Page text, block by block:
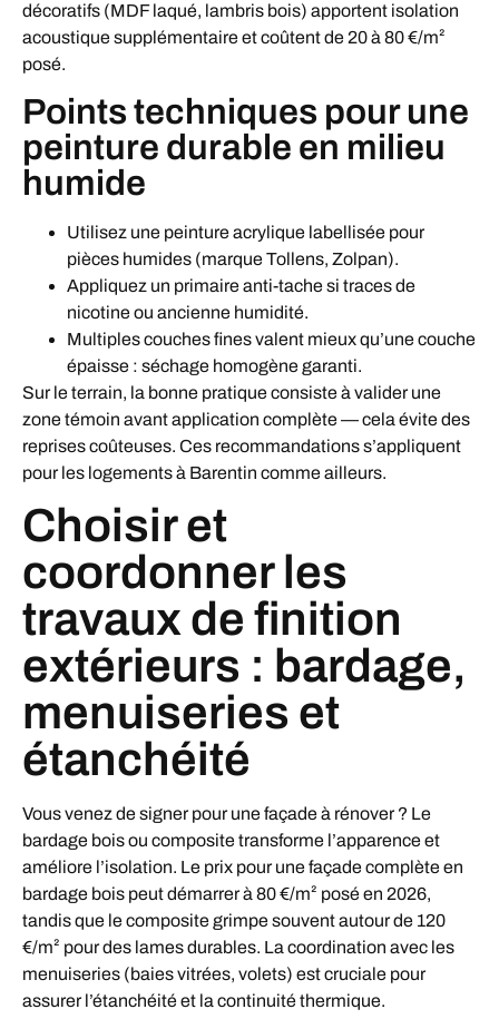
décoratifs (MDF laqué, lambris bois) apportent isolation
acoustique supplémentaire et coûtent de 20 à 80 €/m²
posé.
Points techniques pour une
peinture durable en milieu
humide
Utilisez une peinture acrylique labellisée pour
pièces humides (marque Tollens, Zolpan).
Appliquez un primaire anti-tache si traces de
nicotine ou ancienne humidité.
Multiples couches fines valent mieux qu’une couche
épaisse : séchage homogène garanti.
Sur le terrain, la bonne pratique consiste à valider une
zone témoin avant application complète — cela évite des
reprises coûteuses. Ces recommandations s’appliquent
pour les logements à Barentin comme ailleurs.
Choisir et
coordonner les
travaux de finition
extérieurs : bardage,
menuiseries et
étanchéité
Vous venez de signer pour une façade à rénover ? Le
bardage bois ou composite transforme l’apparence et
améliore l’isolation. Le prix pour une façade complète en
bardage bois peut démarrer à 80 €/m² posé en 2026,
tandis que le composite grimpe souvent autour de 120
€/m² pour des lames durables. La coordination avec les
menuiseries (baies vitrées, volets) est cruciale pour
assurer l’étanchéité et la continuité thermique.